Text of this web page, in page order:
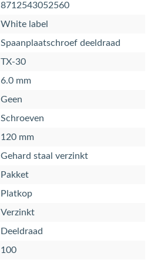
8712543052560
White label
Spaanplaatschroef deeldraad
TX-30
6.0 mm
Geen
Schroeven
120 mm
Gehard staal verzinkt
Pakket
Platkop
Verzinkt
Deeldraad
100